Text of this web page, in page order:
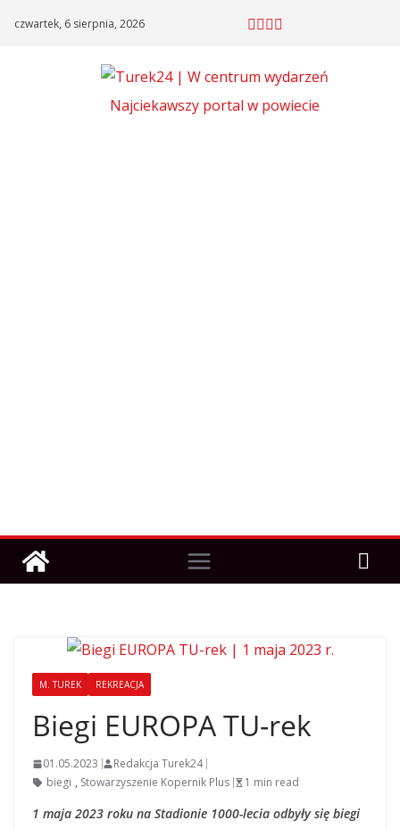
czwartek, 6 sierpnia, 2026
Najciekawszy portal w powiecie
M. TUREK REKREACJA
Biegi EUROPA TU-rek
01.05.2023
Redakcja Turek24
biegi , Stowarzyszenie Kopernik Plus 1 min read
1 maja 2023 roku na Stadionie 1000-lecia odbyły się biegi